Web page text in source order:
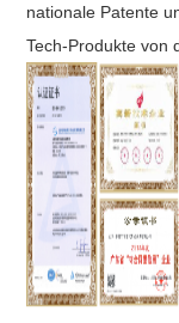
nationale Patente
Tech-Produkte von